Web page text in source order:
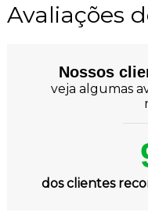
Avaliações
Nossos
veja algumas
dos clientes